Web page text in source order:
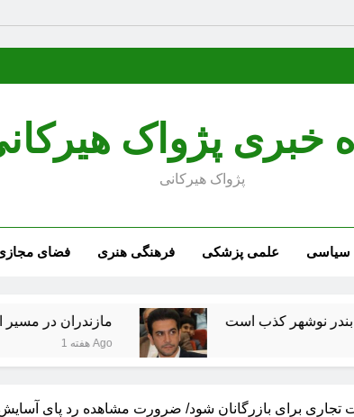
خبری پژواک
پژواک هیرکانی
سیاسی علمی پزشکی فرهنگی هنری فضای
مازندران در مسیر ارتقای
1 هفته Ago
کذب است
برای بازرگانان شود/ ضرورت مشاهده رد پای آسایش و